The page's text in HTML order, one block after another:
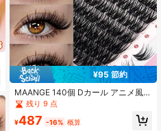
¥95 節約
MAANGE 140個 Dカール アニメ風
厚手つけまつげ、8-16mmミックス
長、太く長く見せる個別まつげ、自
宅でのまつげエクステンションに適
残り 9 点
¥487 -16% 概算